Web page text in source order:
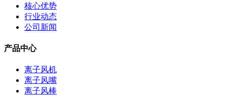
核心优势
行业动态
公司新闻
产品中心
离子风机
离子风嘴
离子风棒